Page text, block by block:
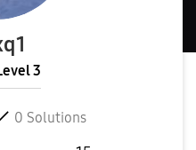
3
0 Solutions